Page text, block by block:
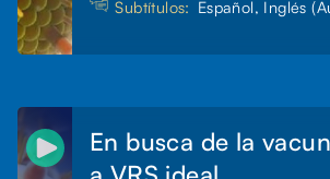
Subtítulos: Español, Inglés
En busca de la